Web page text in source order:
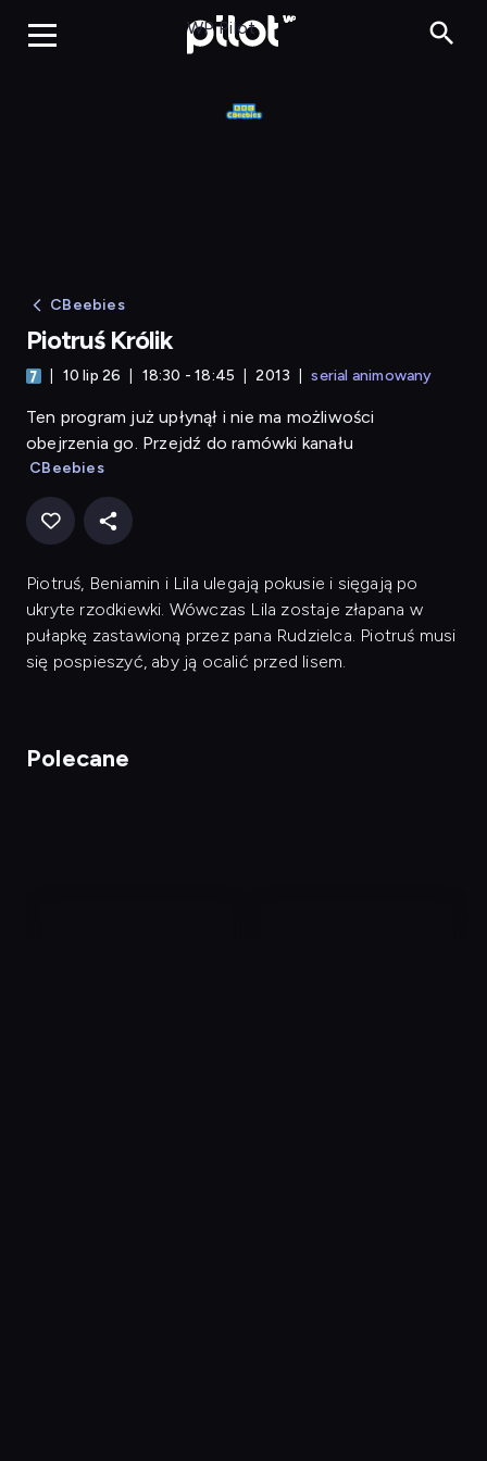
Piotruś Królik
WP Pilot
CBeebies
Piotruś Królik
10 lip 26 18:30 - 18:45 2013 serial animowany
Ten program już upłynął i nie ma możliwości
obejrzenia go. Przejdź do ramówki kanału
CBeebies
Piotruś, Beniamin i Lila ulegają pokusie i sięgają po
ukryte rzodkiewki. Wówczas Lila zostaje złapana w
pułapkę zastawioną przez pana Rudzielca. Piotruś musi
się pospieszyć, aby ją ocalić przed lisem.
Polecane